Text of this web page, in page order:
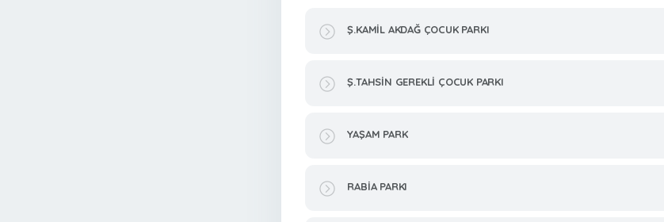
Ş.KAMİL AKDAĞ ÇOCUK PARKI
Ş.TAHSİN GEREKLİ ÇOCUK PARKI
YAŞAM PARK
RABİA PARKI